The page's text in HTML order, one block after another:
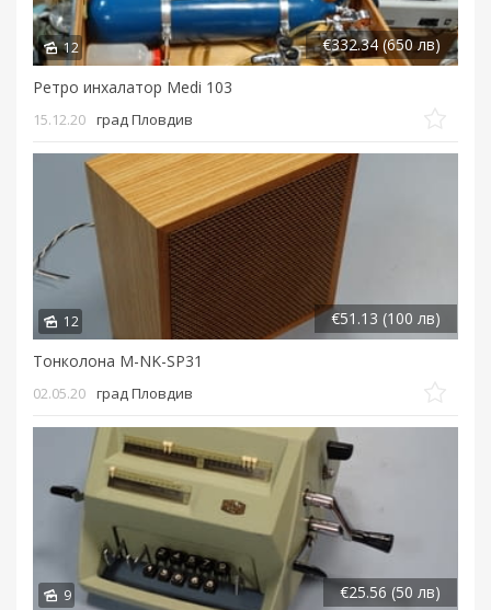
12
Ретро инхалатор Medi 103
€332.34 (650 лв)
15.12.20 град Пловдив
12
Тонколона M-NK-SP31
€51.13 (100 лв)
02.05.20 град Пловдив
9 €25.56 (50 лв)